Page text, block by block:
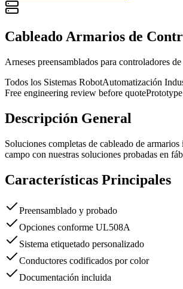
Cableado Armarios de
Arneses preensamblados para controladores
Todos los Sistemas RobotAutomatización
Free engineering review before quote
Descripción General
Soluciones completas de cableado de
campo con nuestras soluciones probadas en
Características Principales
Preensamblado y probado
Opciones conforme UL508A
Sistema etiquetado personalizado
Conductores codificados por color
Documentación incluida